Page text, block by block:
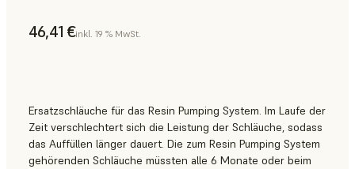
46,41 €inkl. 19 % MwSt.
Ersatzschläuche für das Resin Pumping System. Im Laufe der
Zeit verschlechtert sich die Leistung der Schläuche, sodass
das Auffüllen länger dauert. Die zum Resin Pumping System
gehörenden Schläuche müssten alle 6 Monate oder beim